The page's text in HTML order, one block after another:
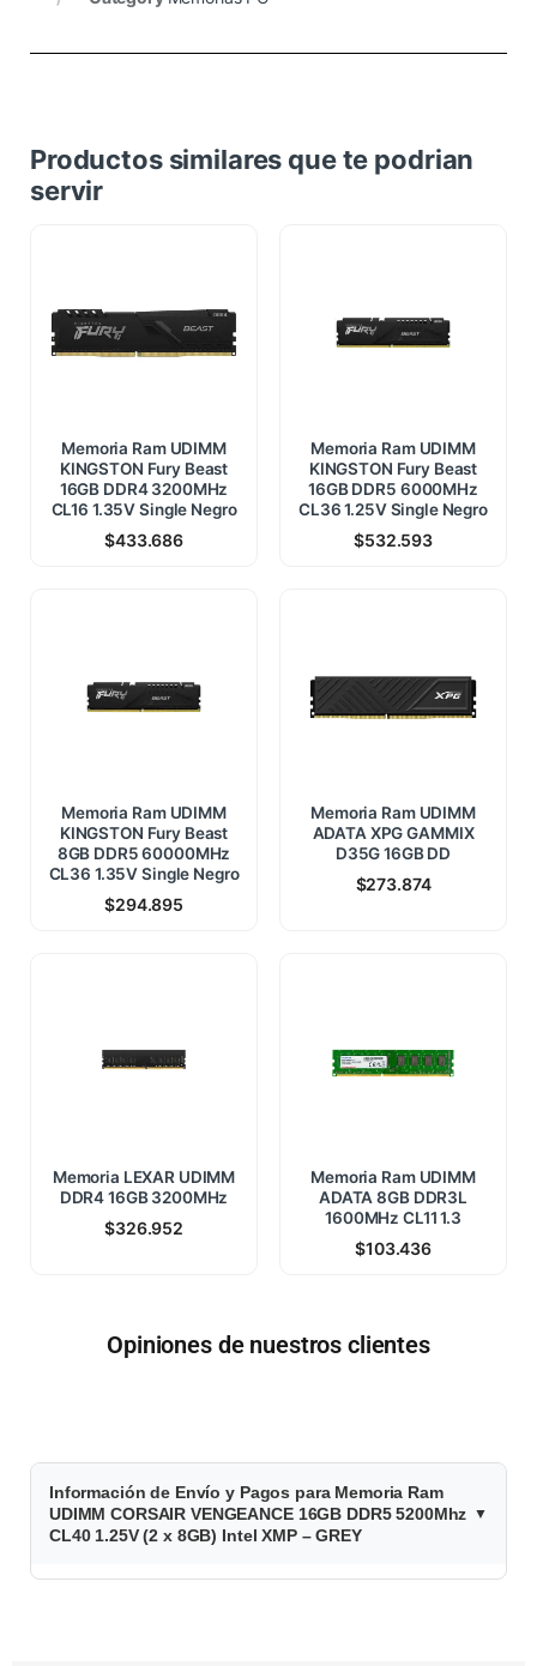
Productos similares que te podrian
servir
Memoria Ram UDIMM
KINGSTON Fury Beast
16GB DDR4 3200MHz
CL16 1.35V Single Negro
$433.686
Memoria Ram UDIMM
KINGSTON Fury Beast
16GB DDR5 6000MHz
CL36 1.25V Single Negro
$532.593
Memoria Ram UDIMM
KINGSTON Fury Beast
8GB DDR5 60000MHz
CL36 1.35V Single Negro
$294.895
Memoria Ram UDIMM
ADATA XPG GAMMIX
D35G 16GB DD
$273.874
Memoria LEXAR UDIMM
DDR4 16GB 3200MHz
$326.952
Memoria Ram UDIMM
ADATA 8GB DDR3L
1600MHz CL11 1.3
$103.436
Opiniones de nuestros clientes
$
5
8
Información de Envío y Pagos para Memoria Ram
UDIMM CORSAIR VENGEANCE 16GB DDR5 5200Mhz
CL40 1.25V (2 x 8GB) Intel XMP – GREY